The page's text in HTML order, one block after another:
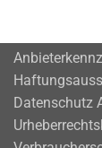
Datenschutz